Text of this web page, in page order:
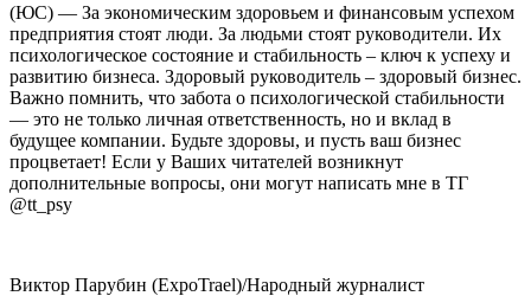
(ЮС) — За экономическим здоровьем и финансовым успехом
предприятия стоят люди. За людьми стоят руководители. Их
психологическое состояние и стабильность – ключ к успеху и
развитию бизнеса. Здоровый руководитель – здоровый бизнес.
Важно помнить, что забота о психологической стабильности
— это не только личная ответственность, но и вклад в
будущее компании. Будьте здоровы, и пусть ваш бизнес
процветает! Если у Ваших читателей возникнут
дополнительные вопросы, они могут написать мне в ТГ
@tt_psy
Виктор Парубин (ExpoTrael)/Народный журналист